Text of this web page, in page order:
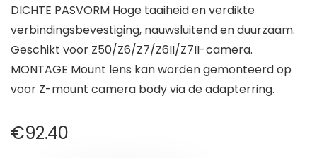
DICHTE PASVORM Hoge taaiheid en verdikte
verbindingsbevestiging, nauwsluitend en duurzaam.
Geschikt voor Z50/Z6/Z7/Z6II/Z7II-camera.
MONTAGE Mount lens kan worden gemonteerd op
voor Z-mount camera body via de adapterring.
€92.40